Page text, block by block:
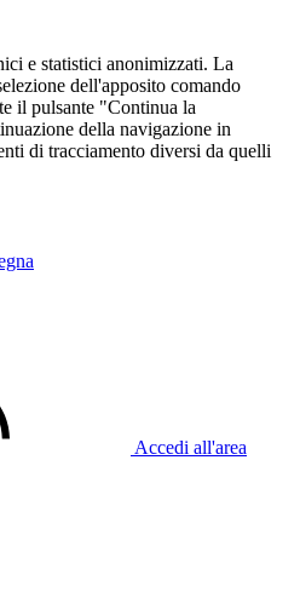
e statistici anonimizzati. La
dell'apposito comando
il pulsante "Continua la
della navigazione in
di tracciamento diversi da quelli
Accedi all'area